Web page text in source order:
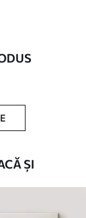
lac.
ȘI